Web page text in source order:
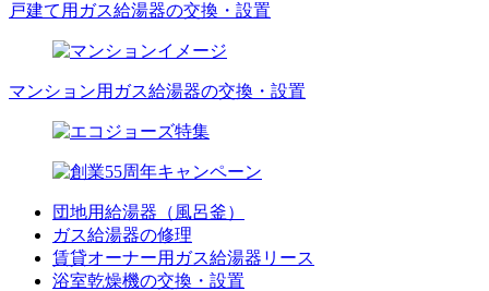
戸建て用ガス給湯器の交換・設置
マンション用ガス給湯器の交換・設置
団地用給湯器（風呂釜）
ガス給湯器の修理
賃貸オーナー用ガス給湯器リース
浴室乾燥機の交換・設置